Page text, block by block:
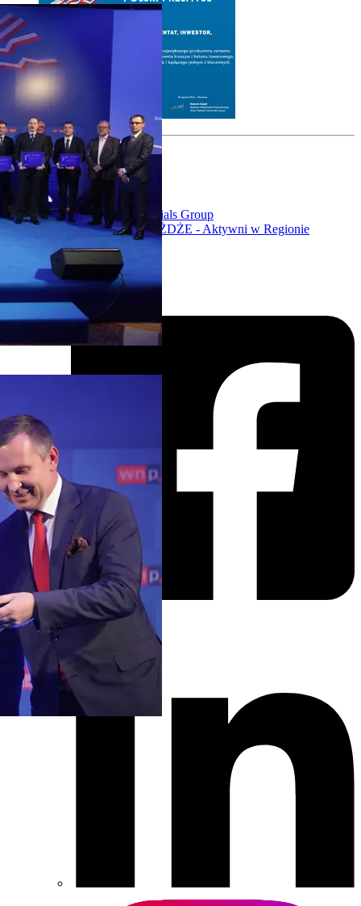
Column 1
Ochrona danych
Polityka cookies
Column 2
Heidelberg Materials Group
Fundacja GÓRAŻDŻE - Aktywni w Regionie
Follow us on